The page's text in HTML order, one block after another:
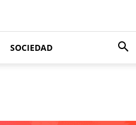
SOCIEDAD